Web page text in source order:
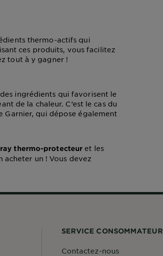
thermo-actifs qui
ces produits, vous facilitez
tout à y gagner !
ingrédients qui favorisent le
de la chaleur. C’est le cas du
Garnier, qui dépose également
thermo-protecteur et les
acheter un ! Vous devez
SERVICE CONSOMMATEUR
Contactez-nous